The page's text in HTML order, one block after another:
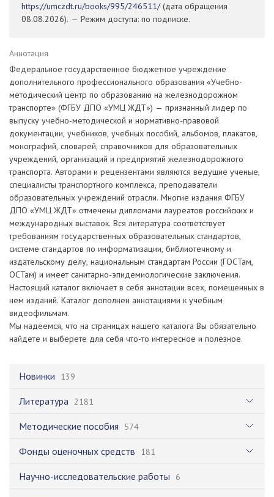
Новинки 139
Литература 2181
Методические пособия 574
Фонды оценочных средств 181
Научно-исследовательские работы 6
https://umczdt.ru/books/995/246511/(дата обращения
08.08.2026). — Режим доступа: по подписке.
Аннотация
Федеральное государственное бюджетное учреждение
дополнительного профессионального образования «Учебно-
методический центр по образованию на железнодорожном
транспорте» (ФГБУ ДПО «УМЦ ЖДТ») — признанный лидер по
выпуску учебно-методической и нормативно-правовой
документации, учебников, учебных пособий, альбомов, плакатов,
монографий, словарей, справочников для образовательных
учреждений, организаций и предприятий железнодорожного
транспорта. Авторами и рецензентами являются ведущие ученые,
специалисты транспортного комплекса, преподаватели
образовательных учреждений отрасли. Многие издания ФГБУ
ДПО «УМЦ ЖДТ» отмечены дипломами лауреатов российских и
международных выставок. Вся литература соответствует
требованиям государственных образовательных стандартов,
системе стандартов по информатизации, библиотечному и
издательскому делу, национальным стандартам России (ГОСТам,
ОСТам) и имеет санитарно-эпидемиологические заключения.
Настоящий каталог включает в себя аннотации всех, помещенных в
нем изданий. Каталог дополнен аннотациями к учебным
видеофильмам.
Мы надеемся, что на страницах нашего каталога Вы обязательно
найдете и выберете для себя что-то интересное и полезное.